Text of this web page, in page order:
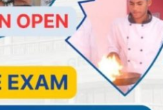
स्तरमा प्रगति गर्दै
आयोजना गर्ने तयारी
आयोजना गरेको बताउँदै
तयारी गरेको जानकारी दिनु